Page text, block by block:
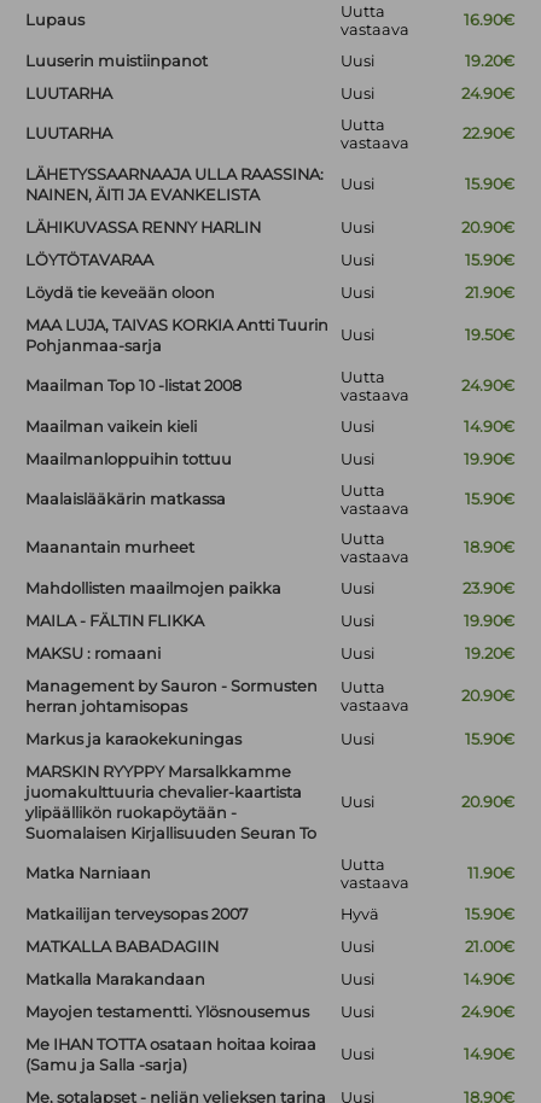
Lupaus
Uutta
vastaava
16.90€
Luuserin muistiinpanot Uusi
19.20€
LUUTARHA
Uusi 24.90€
LUUTARHA
Uutta
vastaava
22.90€
LÄHETYSSAARNAAJA ULLA RAASSINA:
NAINEN, ÄITI JA EVANKELISTA
Uusi 15.90€
LÄHIKUVASSA RENNY HARLIN Uusi
20.90€
LÖYTÖTAVARAA
Uusi
15.90€
Löydä tie keveään oloon
Uusi
21.90€
MAA LUJA, TAIVAS KORKIA Antti Tuurin
Pohjanmaa-sarja
Uusi 19.50€
Maailman Top 10 -listat 2008
Uutta
vastaava
24.90€
Maailman vaikein kieli Uusi
14.90€
Maailmanloppuihin tottuu
Uusi 19.90€
Maalaislääkärin matkassa
Uutta
vastaava
15.90€
Maanantain murheet
Uutta
vastaava
18.90€
Mahdollisten maailmojen paikka Uusi
23.90€
MAILA - FÄLTIN FLIKKA
Uusi
19.90€
MAKSU : romaani
Uusi
19.20€
Management by Sauron - Sormusten
herran johtamisopas
Uutta
vastaava
20.90€
Markus ja karaokekuningas Uusi
15.90€
MARSKIN RYYPPY Marsalkkamme
juomakulttuuria chevalier-kaartista
ylipäällikön ruokapöytään -
Suomalaisen Kirjallisuuden Seuran To
Uusi 20.90€
Matka Narniaan
Uutta
vastaava
11.90€
Matkailijan terveysopas 2007 Hyvä
15.90€
MATKALLA BABADAGIIN
Uusi
21.00€
Matkalla Marakandaan
Uusi
14.90€
Mayojen testamentti. Ylösnousemus
Uusi
24.90€
Me IHAN TOTTA osataan hoitaa koiraa
(Samu ja Salla -sarja)
Uusi 14.90€
Me, sotalapset - neljän veljeksen tarina Uusi
18.90€